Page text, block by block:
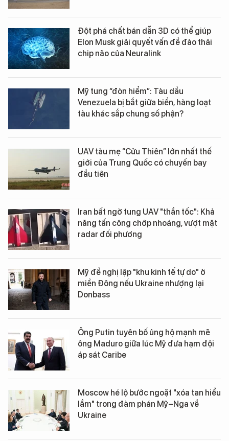
Đột phá chất bán dẫn 3D có thể giúp
Elon Musk giải quyết vấn đề đào thải
chip não của Neuralink
Mỹ tung “đòn hiểm”: Tàu dầu
Venezuela bị bắt giữa biển, hàng loạt
tàu khác sắp chung số phận?
UAV tàu mẹ “Cửu Thiên” lớn nhất thế
giới của Trung Quốc có chuyến bay
đầu tiên
Iran bất ngờ tung UAV "thần tốc": Khả
năng tấn công chớp nhoáng, vượt mặt
radar đối phương
Mỹ đề nghị lập "khu kinh tế tự do" ở
miền Đông nếu Ukraine nhượng lại
Donbass
Ông Putin tuyên bố ủng hộ mạnh mẽ
ông Maduro giữa lúc Mỹ đưa hạm đội
áp sát Caribe
Moscow hé lộ bước ngoặt "xóa tan hiểu
lầm" trong đàm phán Mỹ–Nga về
Ukraine